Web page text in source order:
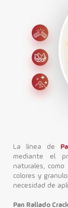
La línea de
mediante el
naturales,
colores y
necesidad de
Pan Rallado